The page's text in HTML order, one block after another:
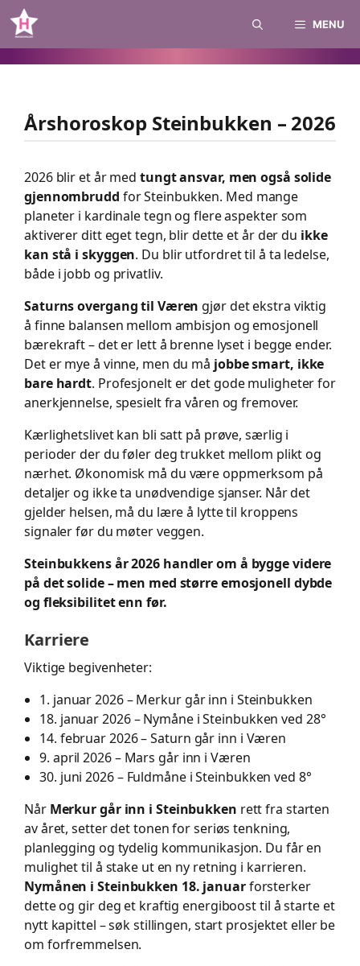
Skip
content
MENU
Årshoroskop Steinbukken – 2026
2026 blir et år med tungt ansvar, men også solide
gjennombrudd for Steinbukken. Med mange
planeter i kardinale tegn og flere aspekter som
aktiverer ditt eget tegn, blir dette et år der du ikke
kan stå i skyggen. Du blir utfordret til å ta ledelse,
både i jobb og privatliv.
Saturns overgang til Væren gjør det ekstra viktig
å finne balansen mellom ambisjon og emosjonell
bærekraft – det er lett å brenne lyset i begge ender.
Det er mye å vinne, men du må jobbe smart, ikke
bare hardt. Profesjonelt er det gode muligheter for
anerkjennelse, spesielt fra våren og fremover.
Kærlighetslivet kan bli satt på prøve, særlig i
perioder der du føler deg trukket mellom plikt og
nærhet. Økonomisk må du være oppmerksom på
detaljer og ikke ta unødvendige sjanser. Når det
gjelder helsen, må du lære å lytte til kroppens
signaler før du møter veggen.
Steinbukkens år 2026 handler om å bygge videre
på det solide – men med større emosjonell dybde
og fleksibilitet enn før.
Karriere
Viktige begivenheter:
1. januar 2026 – Merkur går inn i Steinbukken
18. januar 2026 – Nymåne i Steinbukken ved 28°
14. februar 2026 – Saturn går inn i Væren
9. april 2026 – Mars går inn i Væren
30. juni 2026 – Fuldmåne i Steinbukken ved 8°
Når Merkur går inn i Steinbukken rett fra starten
av året, setter det tonen for seriøs tenkning,
planlegging og tydelig kommunikasjon. Du får en
mulighet til å stake ut en ny retning i karrieren.
Nymånen i Steinbukken 18. januarforsterker
dette og gir deg et kraftig energiboost til å starte et
nytt kapittel – søk stillingen, start prosjektet eller be
om forfremmelsen.